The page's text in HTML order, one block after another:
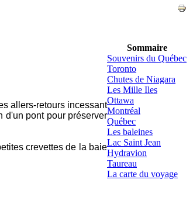
Sommaire
Souvenirs du Québec
Toronto
Chutes de Niagara
Les Mille Iles
Ottawa
Montréal
Québec
Les baleines
Lac Saint Jean
Hydravion
Taureau
La carte du voyage
allers-retours incessant
d'un pont pour préserver
crevettes de la baie